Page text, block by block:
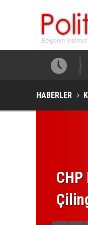
Zengezur Rotası!
HABERLER